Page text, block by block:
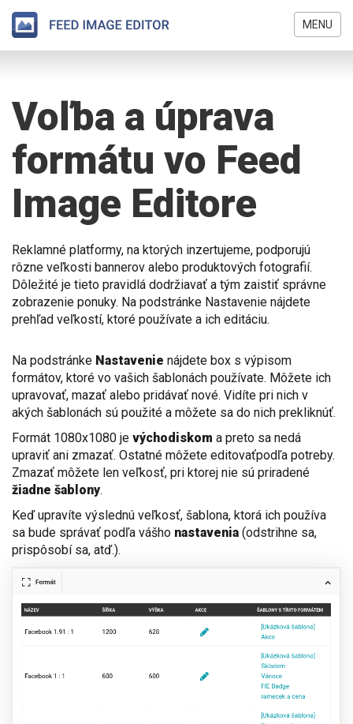
Skočiť
obsah
MENU
tu
Voľba a úprava
formátu vo Feed
Image Editore
Reklamné platformy, na ktorých inzertujeme, podporujú
rôzne veľkosti bannerov alebo produktových fotografií.
Dôležité je tieto pravidlá dodržiavať a tým zaistiť správne
zobrazenie ponuky. Na podstránke Nastavenie nájdete
prehľad veľkostí, ktoré používate a ich editáciu.
Na podstránke Nastavenie nájdete box s výpisom
formátov, ktoré vo vašich šablonách používate. Môžete ich
upravovať, mazať alebo pridávať nové. Vidíte pri nich v
akých šablonách sú použité a môžete sa do nich prekliknúť.
Formát 1080x1080 je východiskom a preto sa nedá
upraviť ani zmazať. Ostatné môžete editovaťpodľa potreby.
Zmazať môžete len veľkosť, pri ktorej nie sú priradené
žiadne šablony.
Keď upravíte výslednú veľkosť, šablona, ktorá ich používa
sa bude správať podľa vášho nastavenia (odstrihne sa,
prispôsobí sa, atď.).